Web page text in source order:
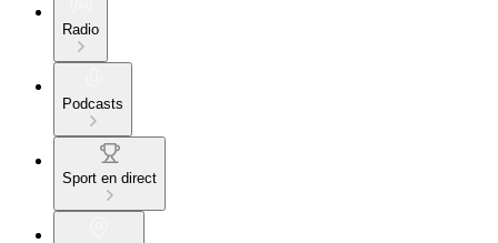
Radio
Podcasts
Sport en direct